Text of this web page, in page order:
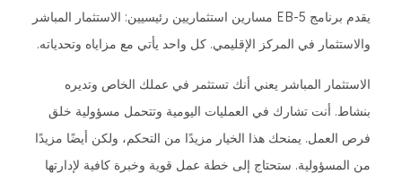
يقدم برنامج EB-5 مسارين استثماريين رئيسيين: الاستثمار المباشر
والاستثمار في المركز الإقليمي. كل واحد يأتي مع مزاياه وتحدياته.
الاستثمار المباشر يعني أنك تستثمر في عملك الخاص وتديره
بنشاط. أنت تشارك في العمليات اليومية وتتحمل مسؤولية خلق
فرص العمل. يمنحك هذا الخيار مزيدًا من التحكم، ولكن أيضًا مزيدًا
من المسؤولية. ستحتاج إلى خطة عمل قوية وخبرة كافية لإدارتها